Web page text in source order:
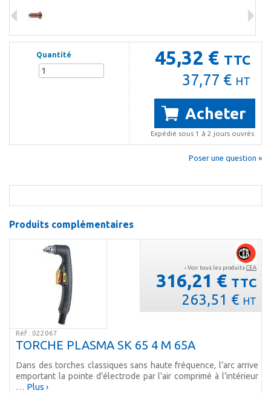
45,32 € TTC
37,77 € HT
Acheter
Expédié sous 1 à 2 jours ouvrés
Quantité
Poser une question »
Produits complémentaires
› Voir tous les produitsCEA
316,21 € TTC
263,51 € HT
Réf : 022067
TORCHE PLASMA SK 65 4 M 65A
Dans des torches classiques sans haute fréquence, l’arc arrive
emportant la pointe d’électrode par l’air comprimé à l’intérieur
… Plus ›